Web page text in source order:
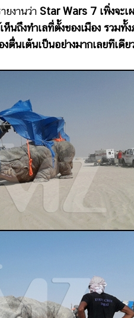
ยงานว่า Star Wars 7 เพิ่งจะ
นถึงทำเลที่ตั้งของเมือง รวม
ตื่นเต้นเป็นอย่างมากเลยทีเดีย